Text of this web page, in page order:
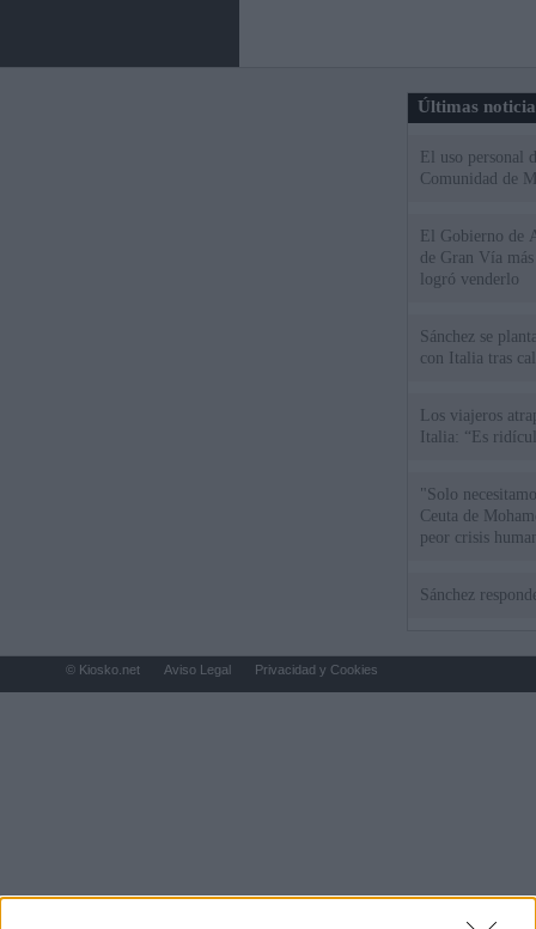
Últimas
El uso personal
Comunidad de
El Gobierno de
de Gran Vía
logró venderlo
Sánchez se
con Italia tras
Los viajeros
Italia: “Es
"Solo
Ceuta de
peor crisis
Sánchez
© Kiosko.net Aviso Legal Privacidad y Cookies